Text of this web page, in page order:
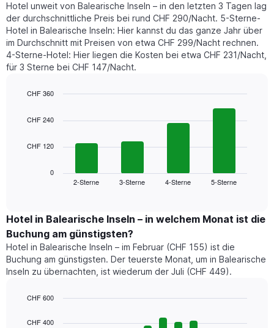
Hotel unweit von Balearische Inseln – in den letzten 3 Tagen lag
der durchschnittliche Preis bei rund CHF 290/Nacht. 5-Sterne-
Hotel in Balearische Inseln: Hier kannst du das ganze Jahr über
im Durchschnitt mit Preisen von etwa CHF 299/Nacht rechnen.
4-Sterne-Hotel: Hier liegen die Kosten bei etwa CHF 231/Nacht,
für 3 Sterne bei CHF 147/Nacht.
chart
bars.
den
durchschnittlichen
Preis
für
ein
Doppelzimmer
letzten
Tage,
2-Sterne 3-Sterne 4-Sterne 5-Sterne
0
CHF 120
CHF 240
CHF 360
Hotel in Balearische Inseln – in welchem Monat ist die
Buchung am günstigsten?
Hotel in Balearische Inseln – im Februar (CHF 155) ist die
Buchung am günstigsten. Der teuerste Monat, um in Balearische
Inseln zu übernachten, ist wiederum der Juli (CHF 449).
chart
graphic.
CHF 400
CHF 600